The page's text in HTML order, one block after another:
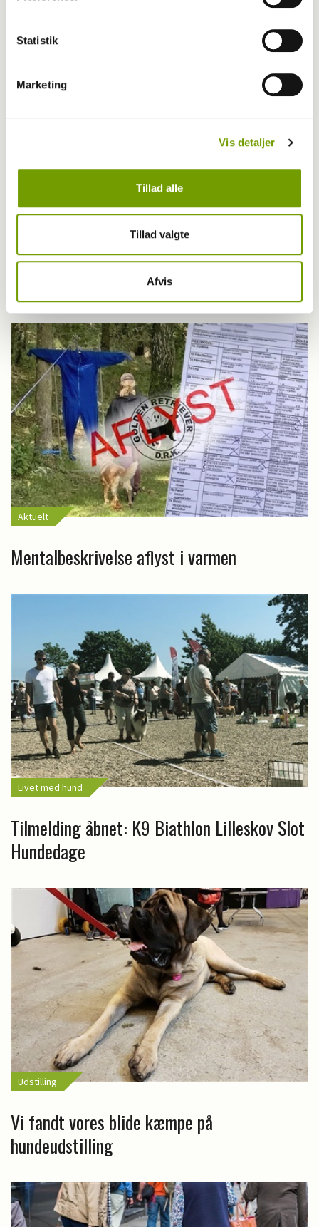
Statistik
Marketing
Vis detaljer
Tillad alle
Tillad valgte
Afvis
Tegn på dehydrering hos hund
Aktuelt
Mentalbeskrivelse aflyst i varmen
Livet med hund
Tilmelding åbnet: K9 Biathlon Lilleskov Slot
Hundedage
Udstilling
Vi fandt vores blide kæmpe på
hundeudstilling